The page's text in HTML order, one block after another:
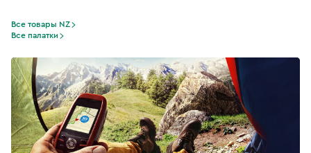
Все товары NZ
Все палатки